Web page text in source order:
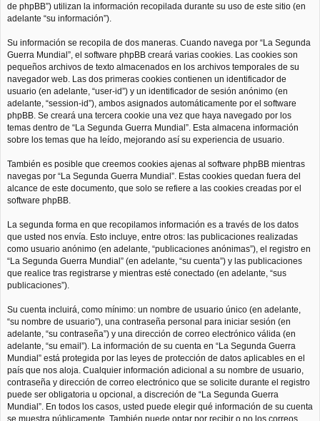
de phpBB”) utilizan la información recopilada durante su uso de este sitio (en
adelante “su información”).
Su información se recopila de dos maneras. Cuando navega por “La Segunda
Guerra Mundial”, el software phpBB creará varias cookies. Las cookies son
pequeños archivos de texto almacenados en los archivos temporales de su
navegador web. Las dos primeras cookies contienen un identificador de
usuario (en adelante, “user-id”) y un identificador de sesión anónimo (en
adelante, “session-id”), ambos asignados automáticamente por el software
phpBB. Se creará una tercera cookie una vez que haya navegado por los
temas dentro de “La Segunda Guerra Mundial”. Esta almacena información
sobre los temas que ha leído, mejorando así su experiencia de usuario.
También es posible que creemos cookies ajenas al software phpBB mientras
navegas por “La Segunda Guerra Mundial”. Estas cookies quedan fuera del
alcance de este documento, que solo se refiere a las cookies creadas por el
software phpBB.
La segunda forma en que recopilamos información es a través de los datos
que usted nos envía. Esto incluye, entre otros: las publicaciones realizadas
como usuario anónimo (en adelante, “publicaciones anónimas”), el registro en
“La Segunda Guerra Mundial” (en adelante, “su cuenta”) y las publicaciones
que realice tras registrarse y mientras esté conectado (en adelante, “sus
publicaciones”).
Su cuenta incluirá, como mínimo: un nombre de usuario único (en adelante,
“su nombre de usuario”), una contraseña personal para iniciar sesión (en
adelante, “su contraseña”) y una dirección de correo electrónico válida (en
adelante, “su email”). La información de su cuenta en “La Segunda Guerra
Mundial” está protegida por las leyes de protección de datos aplicables en el
país que nos aloja. Cualquier información adicional a su nombre de usuario,
contraseña y dirección de correo electrónico que se solicite durante el registro
puede ser obligatoria u opcional, a discreción de “La Segunda Guerra
Mundial”. En todos los casos, usted puede elegir qué información de su cuenta
se muestra públicamente. También puede optar por recibir o no los correos